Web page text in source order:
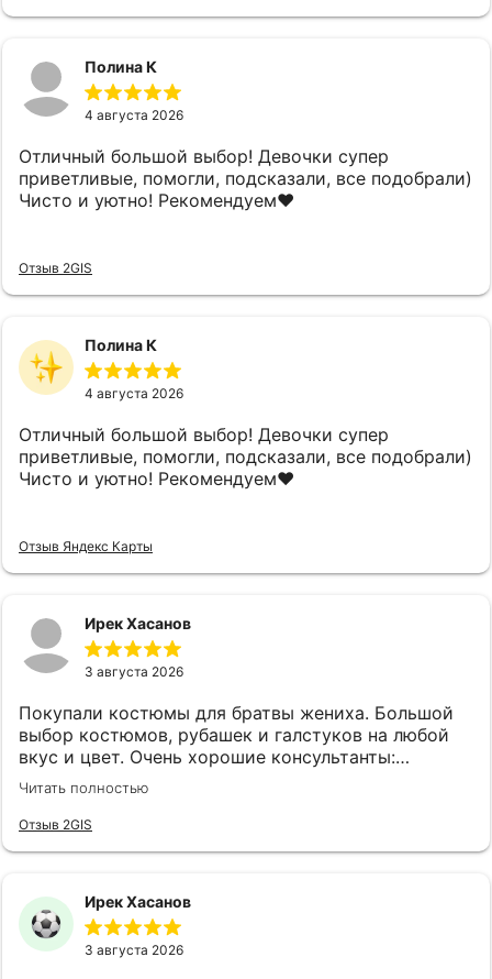
Полина К
4 августа 2026
Отличный большой выбор! Девочки супер
приветливые, помогли, подсказали, все подобрали)
Чисто и уютно! Рекомендуем❤️
Отзыв 2GIS
Полина К
4 августа 2026
Отличный большой выбор! Девочки супер
приветливые, помогли, подсказали, все подобрали)
Чисто и уютно! Рекомендуем❤️
Отзыв Яндекс Карты
Ирек Хасанов
3 августа 2026
Покупали костюмы для братвы жениха. Большой
выбор костюмов, рубашек и галстуков на любой
вкус и цвет. Очень хорошие консультанты:
клиентоориентированы, эмпатичны, симпатичны, с
хорошим вкусом. Огромная благодарность
консультантам Анне и Ляле! Также наливают чай,
Читать полностью
Отзыв 2GIS
Ирек Хасанов
3 августа 2026